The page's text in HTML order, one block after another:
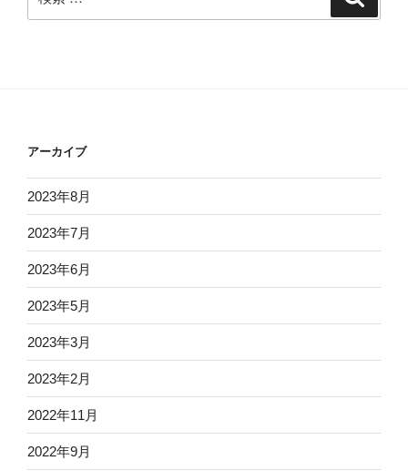
索:
アーカイブ
2023年8月
2023年7月
2023年6月
2023年5月
2023年3月
2023年2月
2022年11月
2022年9月